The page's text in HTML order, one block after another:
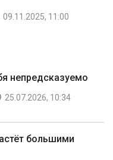
09.11.2025, 11:00
непредсказуемо
25.07.2026, 10:34
большими